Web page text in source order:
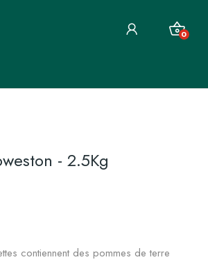
0
- 2.5Kg
contiennent des pommes de terre